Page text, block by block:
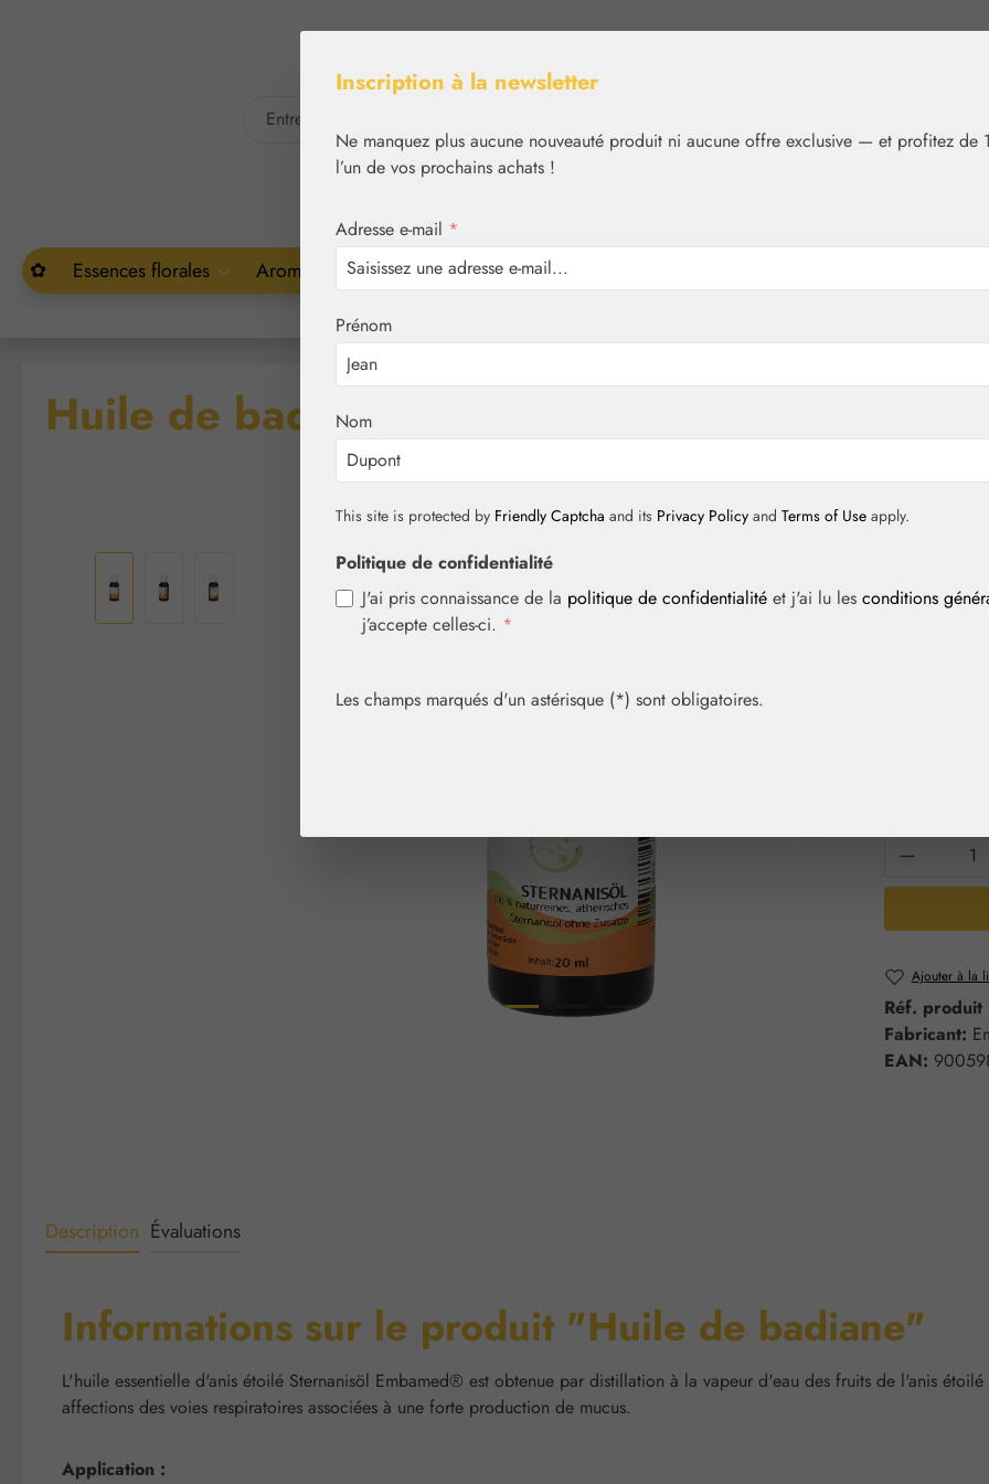
✿ Essences florales Aromathérapie Végétal Nutrition
✿ Aromathérapie Embamed®
Huile de badiane
Contenu :0.02
Achetez
Ajouter à la
Réf. produit
Fabricant:
EAN:
Description Évaluations
Informations sur le produit "Huile de badiane"
L'huile essentielle d'anis étoilé Sternanisöl Embamed® est obtenue par distillation à la vapeur d'eau des fruits de l'anis
affections des voies respiratoires associées à une forte production de mucus.
Application :
Inscription à la newsletter
Ne manquez plus aucune nouveauté produit ni aucune offre exclusive — et profitez de
l’un de vos prochains achats !
Adresse e-mail *
Prénom
Nom
This site is protected by Friendly Captcha and its Privacy Policy and Terms of Use apply.
Politique de confidentialité
J'ai pris connaissance de la politique de confidentialité et j'ai lu les conditions
j’accepte celles-ci. *
Les champs marqués d'un astérisque (*) sont obligatoires.